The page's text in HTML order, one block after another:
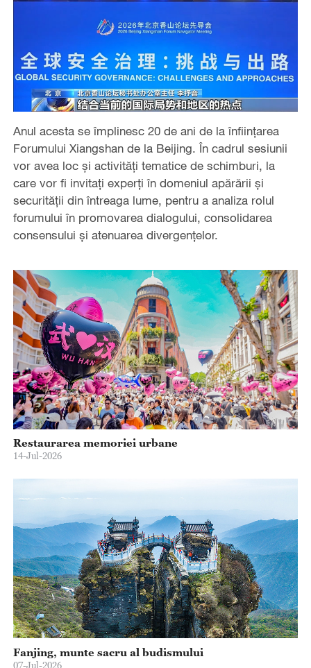
Anul acesta se împlinesc 20 de ani de la înființarea
Forumului Xiangshan de la Beijing. În cadrul sesiunii
vor avea loc și activități tematice de schimburi, la
care vor fi invitați experți în domeniul apărării și
securității din întreaga lume, pentru a analiza rolul
forumului în promovarea dialogului, consolidarea
consensului și atenuarea divergențelor.
Restaurarea memoriei urbane
14-Jul-2026
Fanjing, munte sacru al budismului
07-Jul-2026